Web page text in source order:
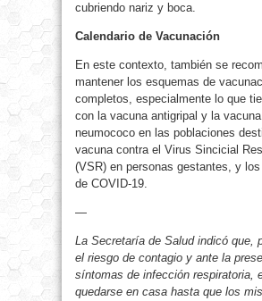
cubriendo nariz y boca.
Calendario de Vacunación
En este contexto, también se
mantener los esquemas de
completos, especialmente lo que
con la vacuna antigripal y la vacuna
neumococo en las poblaciones
vacuna contra el Virus Sincicial
(VSR) en personas gestantes, y
de COVID-19.
—
La Secretaría de Salud indicó que,
el riesgo de contagio y ante la
síntomas de infección respiratoria,
quedarse en casa hasta que los